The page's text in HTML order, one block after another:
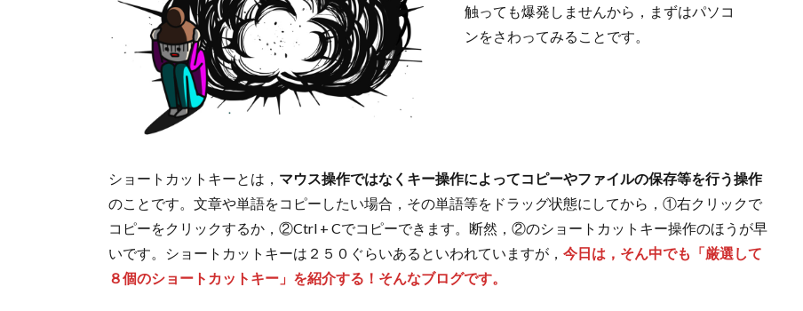
触っても爆発しませんから，まずはパソコ
ンをさわってみることです。
ショートカットキーとは， マウス操作ではなくキー操作によってコピーやファイルの保存等を行う操作
のことです。文章や単語をコピーしたい場合，その単語等をドラッグ状態にしてから，①右クリックで
コピーをクリックするか，②Ctrl + Cでコピーできます。断然，②のショートカットキー操作のほうが早
いです。ショートカットキーは２５０ぐらいあるといわれていますが， 今日は，そん中でも「厳選して
８個のショートカットキー」を紹介する！そんなブログです。